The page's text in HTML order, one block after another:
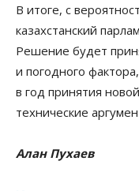
В итоге, с
казахстанский
Решение будет
и погодного
в год принятия
технические
Алан Пухаев